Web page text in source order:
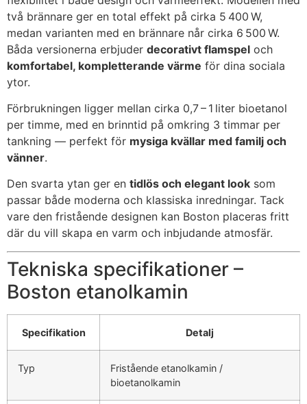
två brännare ger en total effekt på cirka 5 400 W,
medan varianten med en brännare når cirka 6 500 W.
Båda versionerna erbjuder decorativt flamspel och
komfortabel, kompletterande värme för dina sociala
ytor.
Förbrukningen ligger mellan cirka 0,7 – 1 liter bioetanol
per timme, med en brinntid på omkring 3 timmar per
tankning — perfekt för mysiga kvällar med familj och
vänner.
Den svarta ytan ger en tidlös och elegant look som
passar både moderna och klassiska inredningar. Tack
vare den fristående designen kan Boston placeras fritt
där du vill skapa en varm och inbjudande atmosfär.
Tekniska specifikationer –
Boston etanolkamin
Specifikation Detalj
Typ
Fristående etanolkamin /
bioetanolkamin